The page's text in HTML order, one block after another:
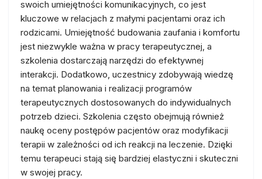
swoich umiejętności komunikacyjnych, co jest
kluczowe w relacjach z małymi pacjentami oraz ich
rodzicami. Umiejętność budowania zaufania i komfortu
jest niezwykle ważna w pracy terapeutycznej, a
szkolenia dostarczają narzędzi do efektywnej
interakcji. Dodatkowo, uczestnicy zdobywają wiedzę
na temat planowania i realizacji programów
terapeutycznych dostosowanych do indywidualnych
potrzeb dzieci. Szkolenia często obejmują również
naukę oceny postępów pacjentów oraz modyfikacji
terapii w zależności od ich reakcji na leczenie. Dzięki
temu terapeuci stają się bardziej elastyczni i skuteczni
w swojej pracy.